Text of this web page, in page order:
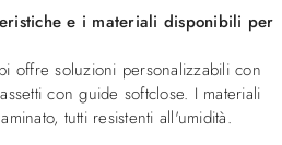
e i materiali disponibili per
offre soluzioni personalizzabili con
con guide softclose. I materiali
tutti resistenti all'umidità.